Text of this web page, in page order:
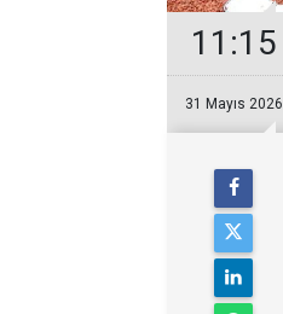
11:15
31 Mayıs 2026